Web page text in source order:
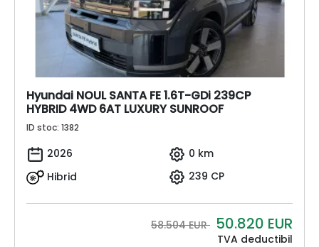
Hyundai NOUL SANTA FE 1.6T-GDi 239CP
HYBRID 4WD 6AT LUXURY SUNROOF
ID stoc: 1382
2026
0 km
Hibrid
239 CP
58.504 EUR 50.820 EUR
TVA deductibil